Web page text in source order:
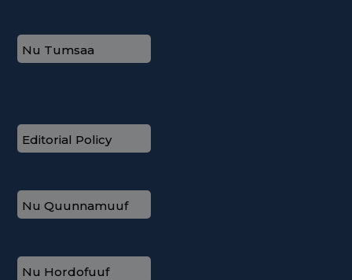
Nu Tumsaa
Editorial Policy
Nu Quunnamuuf
Nu Hordofuuf